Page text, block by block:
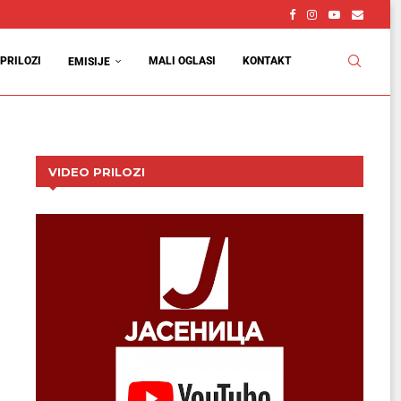
PRILOZI EMISIJE MALI OGLASI KONTAKT
VIDEO PRILOZI